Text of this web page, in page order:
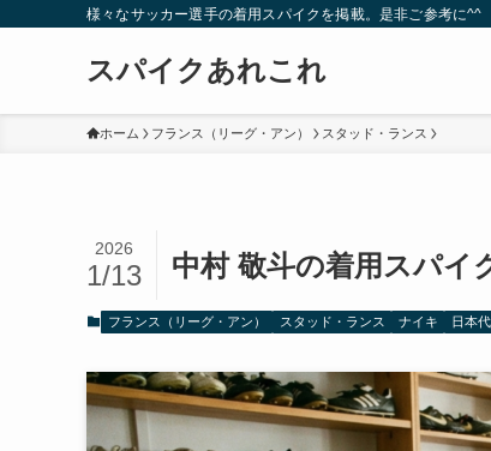
様々なサッカー選手の着用スパイクを掲載。是非ご参考に^^
スパイクあれこれ
ホーム フランス（リーグ・アン） スタッド・ランス
中村 敬斗の着用スパイ
2026
1/13
フランス（リーグ・アン） スタッド・ランス ナイキ 日本